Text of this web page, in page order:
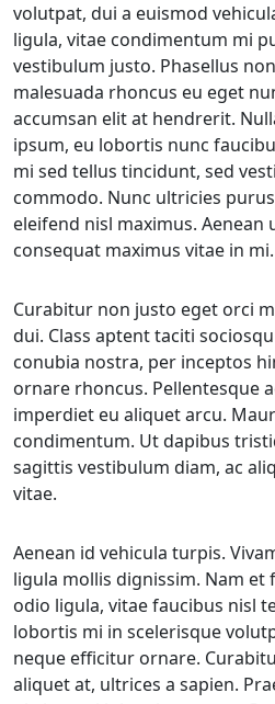
volutpat, dui a euismod
ligula, vitae condimentum mi
vestibulum justo. Phasellus
malesuada rhoncus eu eget
accumsan elit at hendrerit.
ipsum, eu lobortis nunc
mi sed tellus tincidunt, sed
commodo. Nunc ultricies
eleifend nisl maximus. Aenean
consequat maximus vitae in mi.
Curabitur non justo eget orci
dui. Class aptent taciti
conubia nostra, per inceptos
ornare rhoncus. Pellentesque
imperdiet eu aliquet arcu.
condimentum. Ut dapibus
sagittis vestibulum diam, ac
vitae.
Aenean id vehicula turpis.
ligula mollis dignissim. Nam et
odio ligula, vitae faucibus nisl
lobortis mi in scelerisque
neque efficitur ornare.
aliquet at, ultrices a sapien.